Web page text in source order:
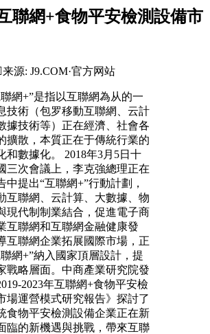
聯網+食物平安檢測設備市
来源: J9.COM·官方网站
+”是指以互聯網為从的一
技術（包罗移動互聯網、云計
據技術等）正在經濟、社會各
擴散，本質正在于傳統行業的
和數據化。 2018年3月5日十
三次會議上，李克強總理正在
中提出“互聯網+”行動計劃，
互聯網、云計算、大數據、物
現代制制業結合，促進電子商
互聯網和互聯網金融健康發
互聯網企業拓展國際市場，正
網+”納入國家頂層設計，提
戰略層面。中商產業研究院發
2023年互聯網+食物平安檢
場運營模式研究報告》探討了
食物平安檢測設備企業正在新
臨的新機遇與挑戰，帶來互聯